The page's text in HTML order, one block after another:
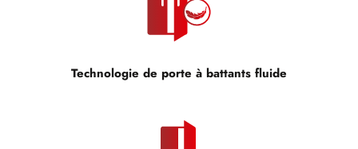
Technologie de porte à battants fluide